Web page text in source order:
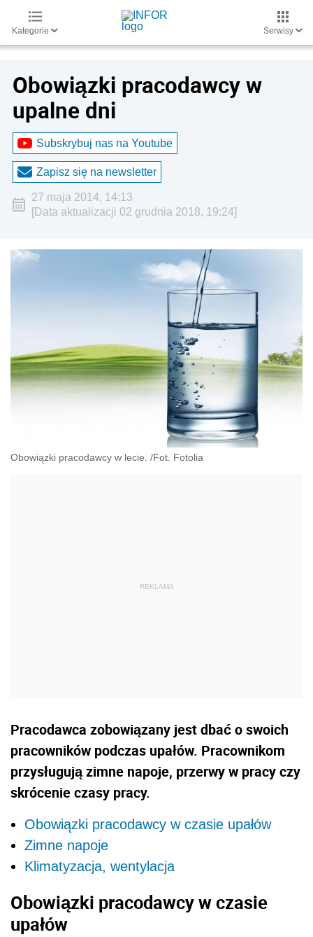
Kategorie Serwisy
Obowiązki pracodawcy w
upalne dni
Subskrybuj nas na Youtube
Zapisz się na newsletter
27 maja 2014, 14:13
[Data aktualizacji 02 grudnia 2018, 19:24]
Obowiązki pracodawcy w lecie. /Fot. Fotolia
Pracodawca zobowiązany jest dbać o swoich
pracowników podczas upałów. Pracownikom
przysługują zimne napoje, przerwy w pracy czy
skrócenie czasy pracy.
Obowiązki pracodawcy w czasie upałów
Zimne napoje
Klimatyzacja, wentylacja
Obowiązki pracodawcy w czasie
upałów